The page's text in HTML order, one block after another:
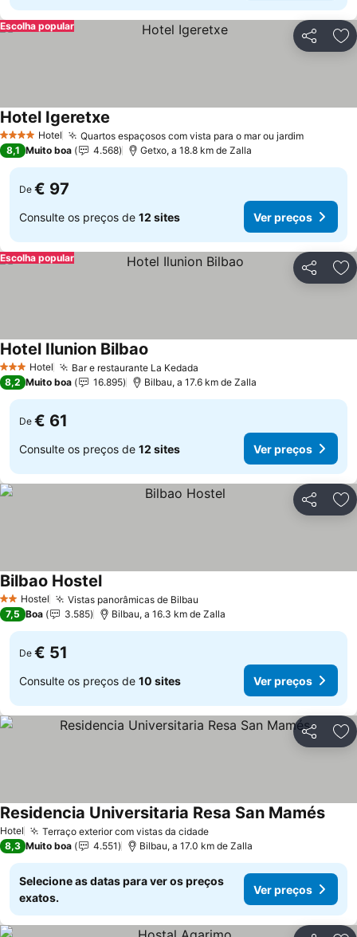
Partilhar
Escolha popular
4 EstrelasHotel Quartos espaçosos com vista para o mar ou jardimVer
Hotel Igeretxe
8,1 Muito boa 4.568 Getxo, a 18.8 km de Zalla
De € 97
Consulte os preços de 12 sites Ver preços
Partilhar
Escolha popular
3 EstrelasHotel Bar e restaurante La Kedada
Hotel Ilunion Bilbao
8,2 Muito boa 16.895 Bilbau, a 17.6 km de Zalla
De € 61
Consulte os preços de 12 sites Ver preços
Partilhar
2 Estrelas
Hostel Vistas panorâmicas de Bilbau
Bilbao HostelVer preços
7,5 Boa 3.585 Bilbau, a 16.3 km de Zalla
De € 51
Consulte os preços de 10 sites Ver preços
Partilhar
Hotel Terraço exterior com vistas da cidadeVer preços
Residencia Universitaria Resa San MamésVer
8,3 Muito boa 4.551 Bilbau, a 17.0 km de Zalla
Selecione as datas para ver os preços
exatos.
Ver preços